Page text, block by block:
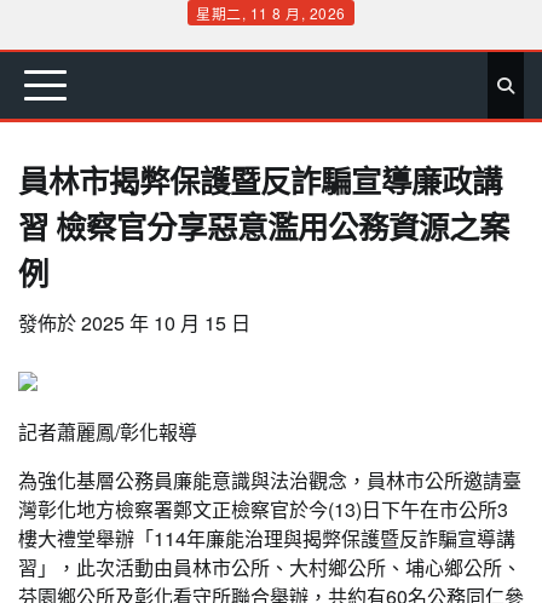
content
星期二, 11 8 月, 2026
首 要 娛 生 社 文 公 運 旅 政 地 專
員林市揭弊保護暨反詐騙宣導廉政講
習 檢察官分享惡意濫用公務資源之案
例
發佈於2025 年 10 月 15 日
記者蕭麗鳳/彰化報導
為強化基層公務員廉能意識與法治觀念，員林市公所邀請臺
灣彰化地方檢察署鄭文正檢察官於今(13)日下午在市公所3
樓大禮堂舉辦「114年廉能治理與揭弊保護暨反詐騙宣導講
習」，此次活動由員林市公所、大村鄉公所、埔心鄉公所、
芬園鄉公所及彰化看守所聯合舉辦，共約有60名公務同仁參